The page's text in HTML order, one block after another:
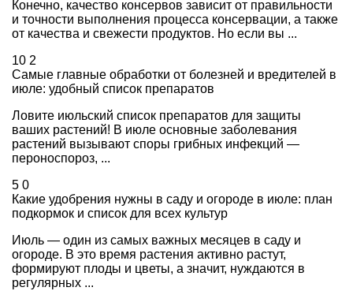
Конечно, качество консервов зависит от правильности
и точности выполнения процесса консервации, а также
от качества и свежести продуктов. Но если вы ...
10 2
Самые главные обработки от болезней и вредителей в
июле: удобный список препаратов
Ловите июльский список препаратов для защиты
ваших растений! В июле основные заболевания
растений вызывают споры грибных инфекций —
пероноспороз, ...
5 0
Какие удобрения нужны в саду и огороде в июле: план
подкормок и список для всех культур
Июль — один из самых важных месяцев в саду и
огороде. В это время растения активно растут,
формируют плоды и цветы, а значит, нуждаются в
регулярных ...